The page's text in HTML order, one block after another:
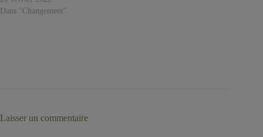
Dans "Changement"
Laisser un commentaire